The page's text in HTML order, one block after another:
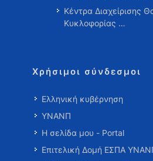
Κέντρα Διαχείρισης
Κυκλοφορίας …
Χρήσιμοι σύνδεσμοι
Ελληνική κυβέρνηση
ΥΝΑΝΠ
Η σελίδα μου - Portal
Επιτελική Δομή ΕΣΠΑ